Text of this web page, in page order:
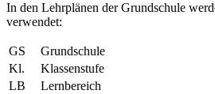
In den Lehrplänen der Grundschule
verwendet:
GS
Grundschule
Kl.
Klassenstufe
LB
Lernbereich